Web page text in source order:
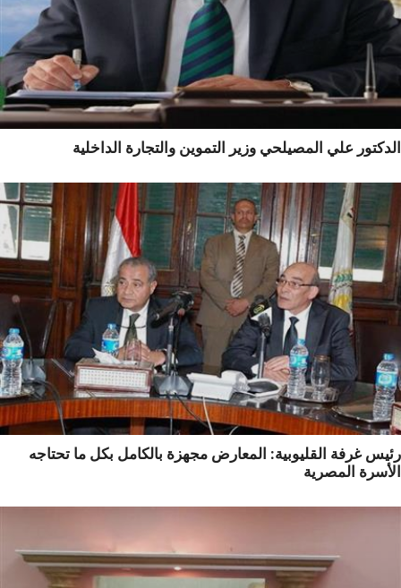
علي المصيلحي وزير التموين والتجارة الداخلية
غرفة القليوبية: المعارض مجهزة بالكامل بكل ما تحتاجه
المصرية